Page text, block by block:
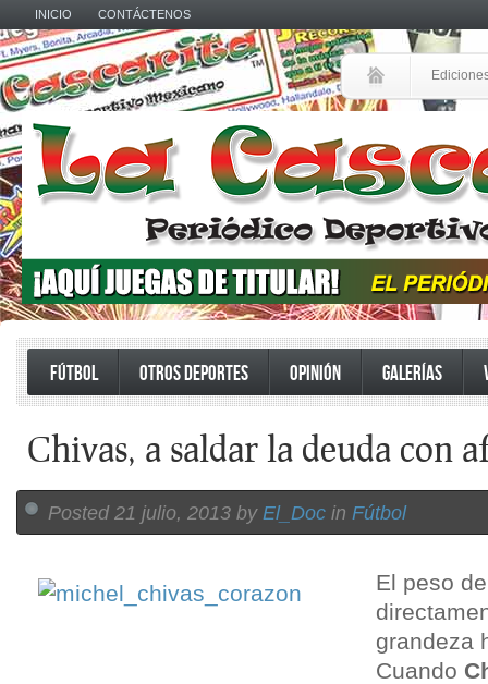
INICIO CONTÁCTENOS
FÚTBOL OTROS DEPORTES OPINIÓN GALERÍAS
Chivas, a saldar la deuda con
Posted 21 julio, 2013 by El_Doc in Fútbol
El peso
grandeza
Cuando